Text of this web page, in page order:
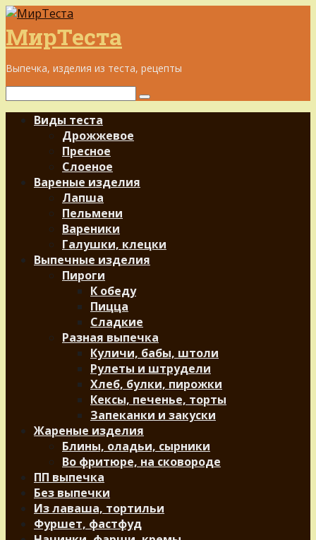
Перейти
к
контенту
МирТеста
Выпечка, изделия из теста, рецепты
Поиск:
Виды теста
Дрожжевое
Пресное
Слоеное
Вареные изделия
Лапша
Пельмени
Вареники
Галушки, клецки
Выпечные изделия
Пироги
К обеду
Пицца
Сладкие
Разная выпечка
Куличи, бабы, штоли
Рулеты и штрудели
Хлеб, булки, пирожки
Кексы, печенье, торты
Запеканки и закуски
Жареные изделия
Блины, оладьи, сырники
Во фритюре, на сковороде
ПП выпечка
Без выпечки
Из лаваша, тортильи
Фуршет, фастфуд